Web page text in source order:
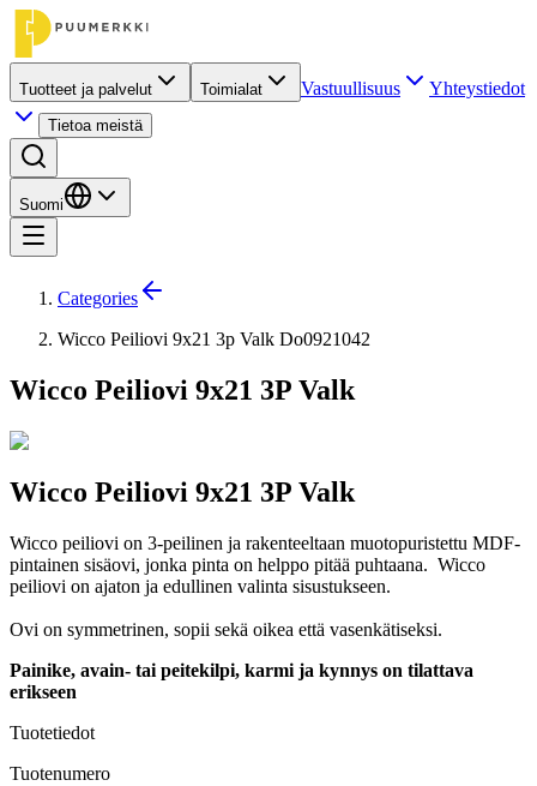
Tuotteet ja palvelut Toimialat Vastuullisuus Yhteystiedot
Tietoa meistä
Suomi
Categories
Wicco Peiliovi 9x21 3p Valk Do0921042
Wicco Peiliovi 9x21 3P Valk
Wicco Peiliovi 9x21 3P Valk
Wicco peiliovi on 3-peilinen ja rakenteeltaan muotopuristettu MDF-
pintainen sisäovi, jonka pinta on helppo pitää puhtaana. Wicco
peiliovi on ajaton ja edullinen valinta sisustukseen.
Ovi on symmetrinen, sopii sekä oikea että vasenkätiseksi.
Painike, avain- tai peitekilpi, karmi ja kynnys on tilattava
erikseen
Tuotetiedot
Tuotenumero